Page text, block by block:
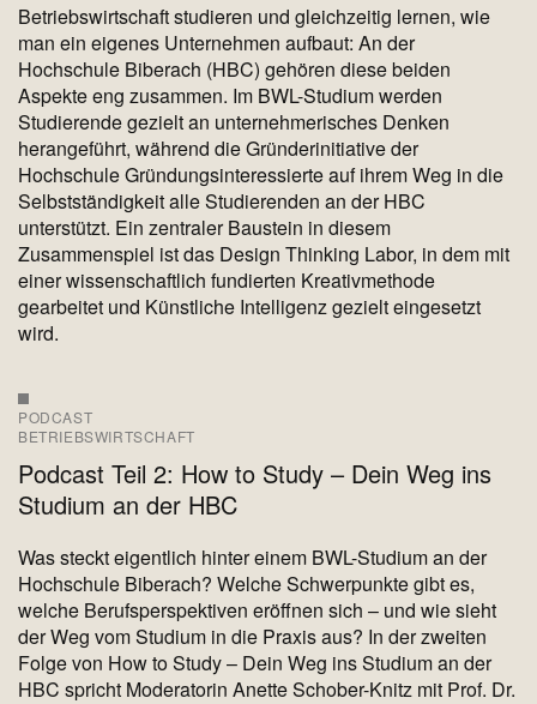
Betriebswirtschaft studieren und gleichzeitig lernen, wie
man ein eigenes Unternehmen aufbaut: An der
Hochschule Biberach (HBC) gehören diese beiden
Aspekte eng zusammen. Im BWL-Studium werden
Studierende gezielt an unternehmerisches Denken
herangeführt, während die Gründerinitiative der
Hochschule Gründungsinteressierte auf ihrem Weg in die
Selbstständigkeit alle Studierenden an der HBC
unterstützt. Ein zentraler Baustein in diesem
Zusammenspiel ist das Design Thinking Labor, in dem mit
einer wissenschaftlich fundierten Kreativmethode
gearbeitet und Künstliche Intelligenz gezielt eingesetzt
wird.
PODCAST
BETRIEBSWIRTSCHAFT
Podcast Teil 2: How to Study – Dein Weg ins
Studium an der HBC
Was steckt eigentlich hinter einem BWL-Studium an der
Hochschule Biberach? Welche Schwerpunkte gibt es,
welche Berufsperspektiven eröffnen sich – und wie sieht
der Weg vom Studium in die Praxis aus? In der zweiten
Folge von How to Study – Dein Weg ins Studium an der
HBC spricht Moderatorin Anette Schober-Knitz mit Prof. Dr.